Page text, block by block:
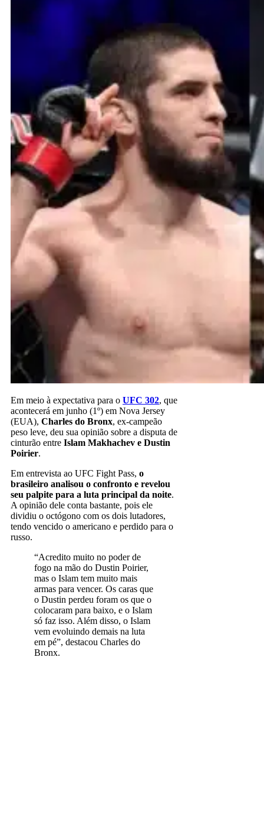
Em meio à expectativa para o UFC 302, que
acontecerá em junho (1º) em Nova Jersey
(EUA), Charles do Bronx, ex-campeão
peso leve, deu sua opinião sobre a disputa de
cinturão entre Islam Makhachev e Dustin
Poirier.
Em entrevista ao UFC Fight Pass, o
brasileiro analisou o confronto e revelou
seu palpite para a luta principal da noite.
A opinião dele conta bastante, pois ele
dividiu o octógono com os dois lutadores,
tendo vencido o americano e perdido para o
russo.
“Acredito muito no poder de
fogo na mão do Dustin Poirier,
mas o Islam tem muito mais
armas para vencer. Os caras que
o Dustin perdeu foram os que o
colocaram para baixo, e o Islam
só faz isso. Além disso, o Islam
vem evoluindo demais na luta
em pé”, destacou Charles do
Bronx.